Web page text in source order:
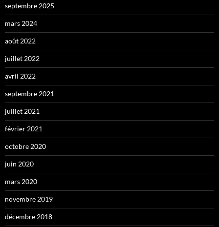
septembre 2025
mars 2024
août 2022
juillet 2022
avril 2022
septembre 2021
juillet 2021
février 2021
octobre 2020
juin 2020
mars 2020
novembre 2019
décembre 2018